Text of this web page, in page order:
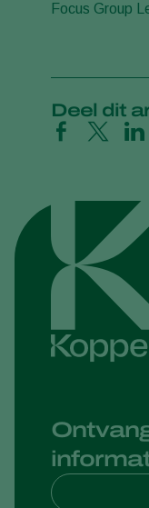
Focus Group
Deel dit